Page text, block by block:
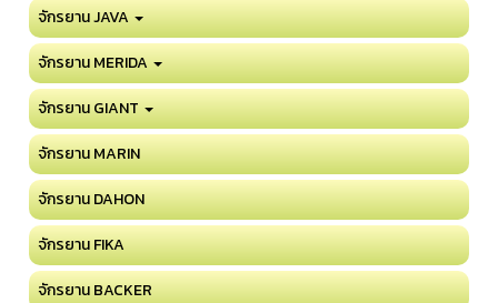
จักรยาน JAVA
จักรยาน MERIDA
จักรยาน GIANT
จักรยาน MARIN
จักรยาน DAHON
จักรยาน FIKA
จักรยาน BACKER